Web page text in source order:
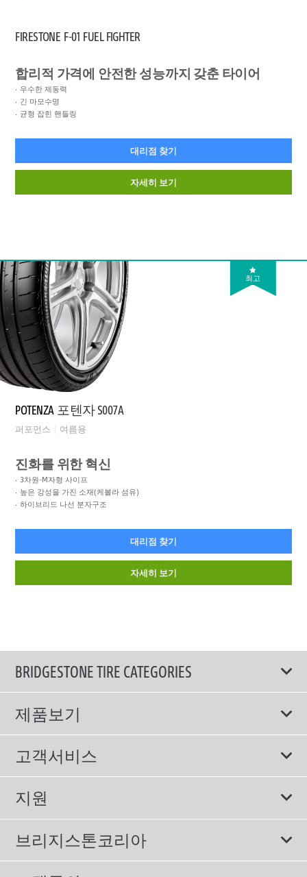
FIRESTONE F-01 FUEL FIGHTER
합리적 가격에 안전한 성능까지 갖춘 타이어
우수한 제동력
긴 마모수명
균형 잡힌 핸들링
대리점 찾기
자세히 보기
최고
POTENZA 포텐자 S007A
퍼포먼스 여름용
진화를 위한 혁신
3차원-M자형 사이프
높은 강성을 가진 소재(케볼라 섬유)
하이브리드 나선 분자구조
대리점 찾기
자세히 보기
BRIDGESTONE TIRE CATEGORIES
제품보기
모두
스포츠 타이어
컴포트 타이어
친환경 타이어
SUV/RV 타이어
고객서비스
보증서비스
에너지소비효율등급제도
지원
이용약관
개인정보처리방침
브리지스톤코리아